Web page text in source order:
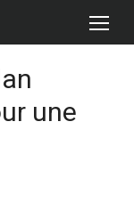
une